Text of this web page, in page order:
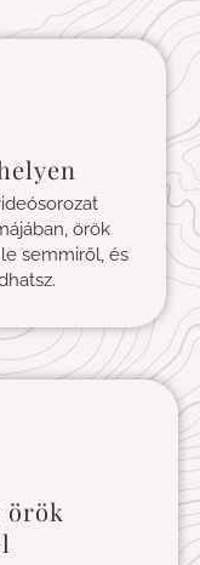
örök
semmiről, és
örök